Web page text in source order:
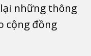
những thông
cộng đồng